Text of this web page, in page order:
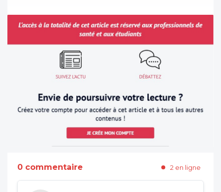
0 commentaire 2 en ligne